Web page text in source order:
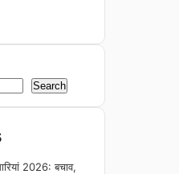
Search
2026: बचाव,